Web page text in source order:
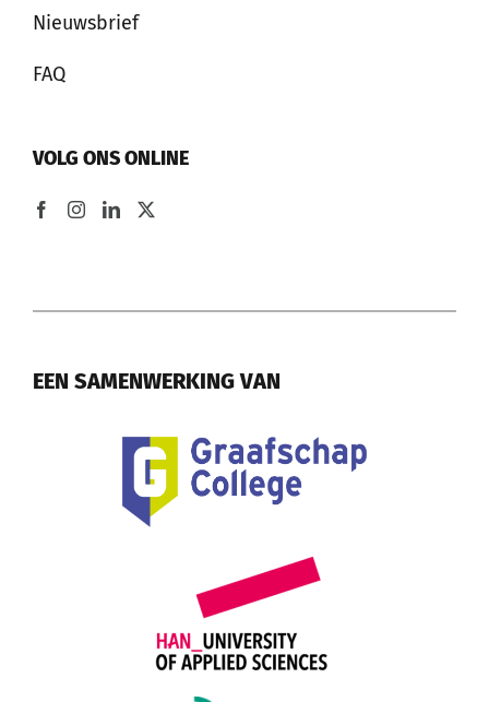
Nieuwsbrief
FAQ
VOLG ONS ONLINE
EEN SAMENWERKING VAN